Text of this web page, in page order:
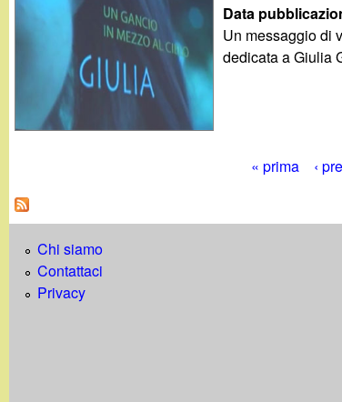
Data
Un messaggio di
dedicata a Giulia
P
a
g
« prima ‹
Chi siamo
Contattaci
Privacy